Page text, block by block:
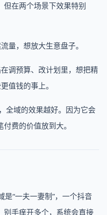
但在两个场景下效果特别
量，想放大生意盘子。
调预算、改计划里，想把精
值钱的事上。
全域的效果越好。因为它会
费的价值放到大。
是“一夫一妻制”，一个抖音
别手痒开多个，系统会直接